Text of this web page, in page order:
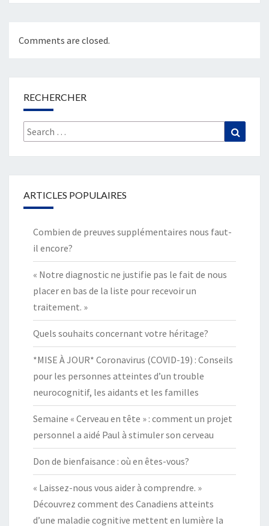
Comments are closed.
RECHERCHER
Search
for:
ARTICLES POPULAIRES
Combien de preuves supplémentaires nous faut-
il encore?
« Notre diagnostic ne justifie pas le fait de nous
placer en bas de la liste pour recevoir un
traitement. »
Quels souhaits concernant votre héritage?
*MISE À JOUR* Coronavirus (COVID-19) : Conseils
pour les personnes atteintes d’un trouble
neurocognitif, les aidants et les familles
Semaine « Cerveau en tête » : comment un projet
personnel a aidé Paul à stimuler son cerveau
Don de bienfaisance : où en êtes-vous?
« Laissez-nous vous aider à comprendre. »
Découvrez comment des Canadiens atteints
d’une maladie cognitive mettent en lumière la